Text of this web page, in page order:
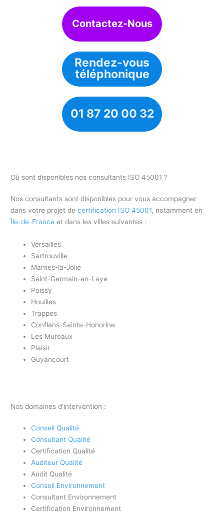
Contactez-Nous
Rendez-vous
téléphonique
01 87 20 00 32
Où sont disponibles nos consultants ISO 45001 ?
Nos consultants sont disponibles pour vous accompagner
dans votre projet decertification ISO 45001, notamment en
Île-de-Franceet dans les villes suivantes :
Versailles
Sartrouville
Mantes-la-Jolie
Saint-Germain-en-Laye
Poissy
Houilles
Trappes
Conflans-Sainte-Honorine
Les Mureaux
Plaisir
Guyancourt
Nos domaines d’intervention :
Conseil Qualité
Consultant Qualité
Certification Qualité
Auditeur Qualité
Audit Qualité
Conseil Environnement
Consultant Environnement
Certification Environnement